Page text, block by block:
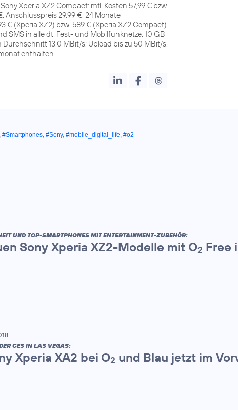
Xperia XZ2 Compact: mtl. Kosten 57,99 € bzw.
Anschlusspreis 29,99 €; 24 Monate
(Xperia XZ2) bzw. 589 € (Xperia XZ2 Compact).
in alle dt. Fest- und Mobilfunknetze, 10 GB
13,0 MBit/s; Upload bis zu 50 MBit/s,
enthalten.
, #Smartphones, #Sony, #mobile_digital_life, #o2
UND TOP-SMARTPHONES MIT ENTERTAINMENT-ZUBEHÖR:
Sony Xperia XZ2-Modelle mit O2 Free
CES IN LAS VEGAS:
Xperia XA2 bei O2 und Blau jetzt im